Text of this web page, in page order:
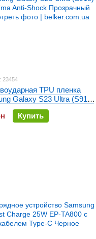
23454
TPU пленка
Galaxy S23 Ultra (S918)
Anti-Shock Матовая
Купить